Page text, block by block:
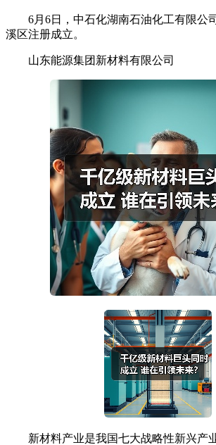
6月6日，中石化湖南石油化工有限公
溪区注册成立。
山东能源集团新材料有限公司
新材料产业是我国七大战略性新兴产